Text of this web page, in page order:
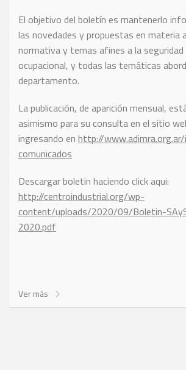
El objetivo del boletín es mantenerlo
las novedades y propuestas en materia
normativa y temas afines a la seguridad
ocupacional, y todas las temáticas
departamento.
La publicación, de aparición mensual,
asimismo para su consulta en el sitio
ingresando en http://
comunicados
Descargar boletin haciendo click aqui:
http://centroindustrial.org/wp-
content/uploads/2020/09/Boletin-
2020.pdf
Ver más